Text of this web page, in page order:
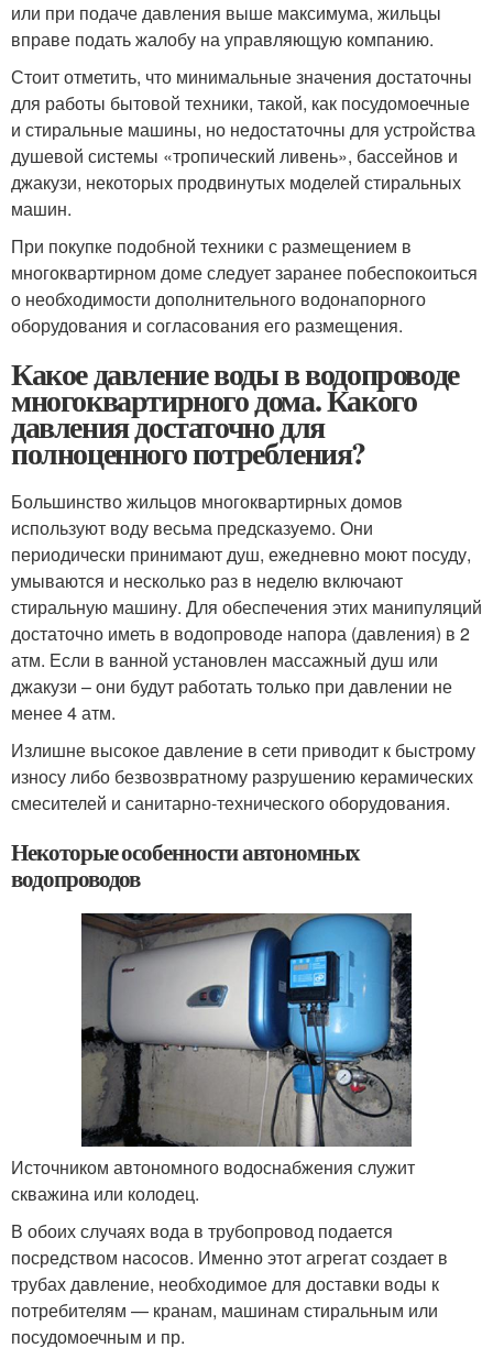
или при подаче давления выше максимума, жильцы
вправе подать жалобу на управляющую компанию.
Стоит отметить, что минимальные значения достаточны
для работы бытовой техники, такой, как посудомоечные
и стиральные машины, но недостаточны для устройства
душевой системы «тропический ливень», бассейнов и
джакузи, некоторых продвинутых моделей стиральных
машин.
При покупке подобной техники с размещением в
многоквартирном доме следует заранее побеспокоиться
о необходимости дополнительного водонапорного
оборудования и согласования его размещения.
Какое давление воды в водопроводе
многоквартирного дома. Какого
давления достаточно для
полноценного потребления?
Большинство жильцов многоквартирных домов
используют воду весьма предсказуемо. Они
периодически принимают душ, ежедневно моют посуду,
умываются и несколько раз в неделю включают
стиральную машину. Для обеспечения этих манипуляций
достаточно иметь в водопроводе напора (давления) в 2
атм. Если в ванной установлен массажный душ или
джакузи – они будут работать только при давлении не
менее 4 атм.
Излишне высокое давление в сети приводит к быстрому
износу либо безвозвратному разрушению керамических
смесителей и санитарно-технического оборудования.
Некоторые особенности автономных
водопроводов
Источником автономного водоснабжения служит
скважина или колодец.
В обоих случаях вода в трубопровод подается
посредством насосов. Именно этот агрегат создает в
трубах давление, необходимое для доставки воды к
потребителям — кранам, машинам стиральным или
посудомоечным и пр.